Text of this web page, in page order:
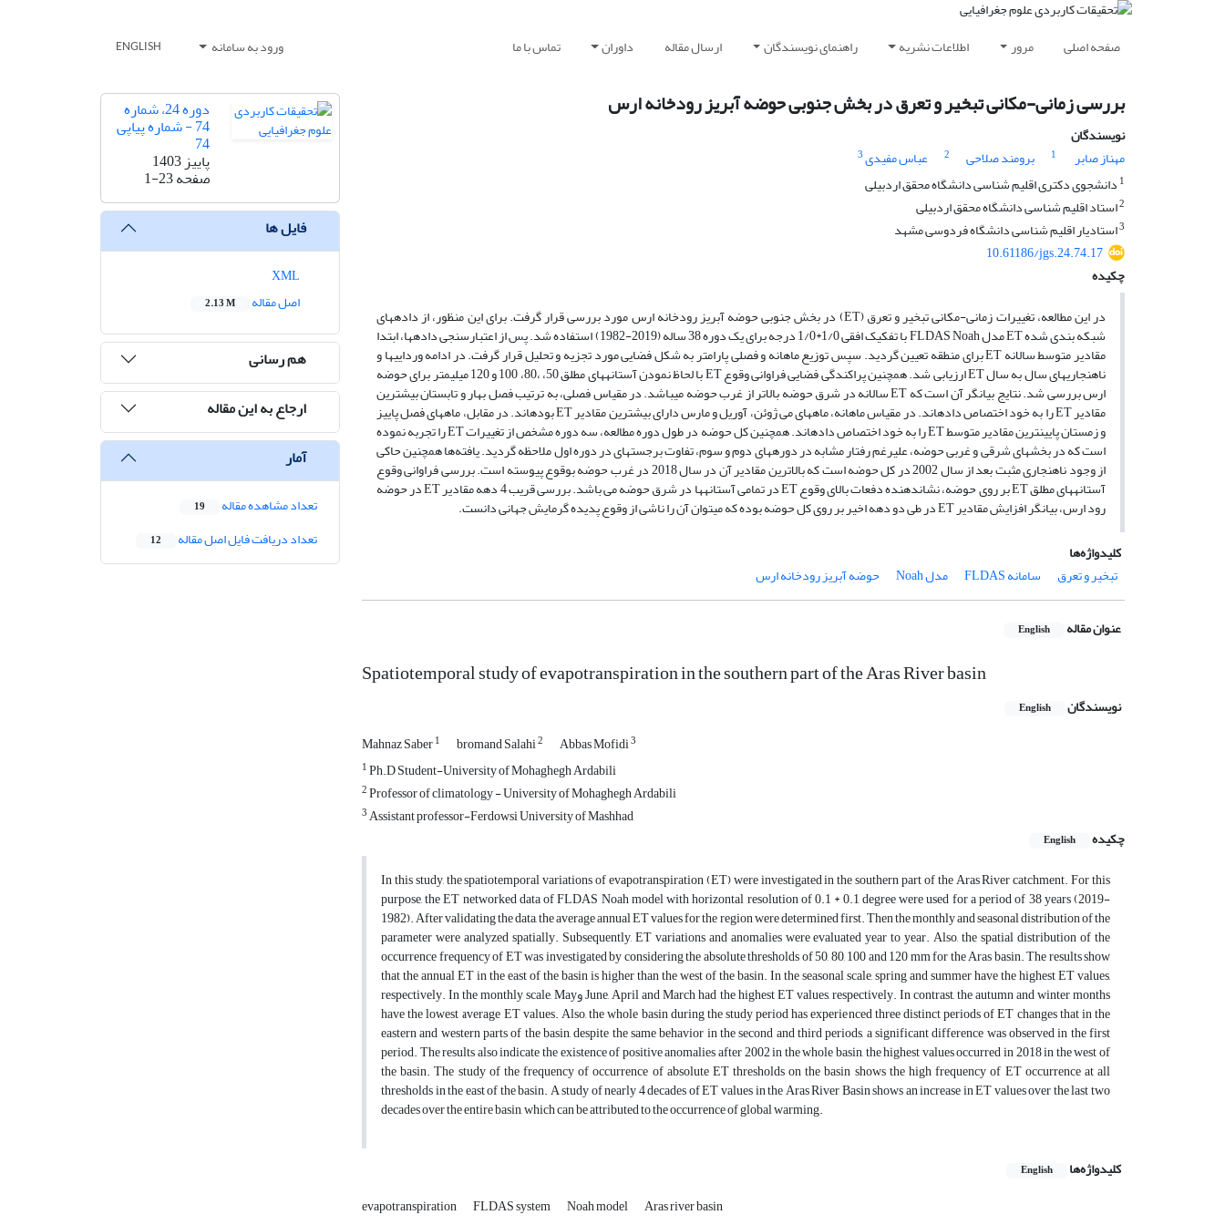
صفحه اصلی مرور اطلاعات نشریه راهنمای نویسندگان ارسال مقاله داوران تماس با ما ورود به سامانه ENGLISH
بررسی زمانی-مکانی تبخیر و تعرق در بخش جنوبی حوضه آبریز رودخانه ارس
نویسندگان
مهناز صابر
1 برومند صلاحی 2 عباس مفیدی3
1 دانشجوی دکتری اقلیم شناسی دانشگاه محقق اردبیلی
2استاد اقلیم شناسی دانشگاه محقق اردبیلی
3استادیار اقلیم شناسی دانشگاه فردوسی مشهد
10.61186/jgs.24.74.17
چکیده
در این مطالعه، تغییرات زمانی-مکانی تبخیر و تعرق (ET) در بخش جنوبی حوضه آبریز رودخانه ارس مورد بررسی قرار گرفت. برای این منظور، از داده­های
شبکه­ بندی شدهETمدلFLDAS Noah با تفکیک افقی 1/0*1/0 درجه برای یک دوره 38 ساله (2019-1982) استفاده شد. پس از اعتبارسنجی داده­ها، ابتدا
مقادیر متوسط سالانهETبرای منطقه تعیین گردید. سپس توزیع ماهانه و فصلی پارامتر به شکل فضایی مورد تجزیه و تحلیل قرار گرفت. در ادامه وردایی­ها و
ناهنجاری­های سال به سالETارزیابی شد. همچنین پراکندگی فضایی فراوانی وقوعET با لحاظ نمودن آستانه­های مطلق 50، ،80، 100 و 120 میلی­متر برای حوضه
ارس بررسی شد. نتایج بیانگر آن است کهETسالانه در شرق حوضه بالاتر از غرب حوضه می­باشد. در مقیاس فصلی، به ترتیب فصل بهار و تابستان بیش­ترین
مقادیرETرا به خود اختصاص داده­اند. در مقیاس ماهانه، ماه­های می ژوئن، آوریل و مارس دارای بیش­ترین مقادیرETبوده­اند. در مقابل، ماه­های فصل پاییز
و زمستان پایین­ترین مقادیر متوسطETرا به خود اختصاص داده­اند. همچنین کل حوضه در طول دوره مطالعه، سه دوره مشخص از تغییراتETرا تجربه نموده
است که در بخش­های شرقی و غربی حوضه، علیرغم رفتار مشابه در دوره­های دوم و سوم، تفاوت برجسته­ای در دوره اول ملاحظه گردید. یافتهها همچنین حاکی
از وجود ناهنجاری مثبت بعد از سال 2002 در کل حوضه است که بالاترین مقادیر آن در سال 2018 در غرب حوضه بوقوع پیوسته است. بررسی فراوانی وقوع
آستانه­های مطلقETبر روی حوضه، نشان­دهنده دفعات بالای وقوعETدر تمامی آستانه­ها در شرق حوضه می باشد. بررسی قریب 4 دهه مقادیر ETدر حوضه
رود ارس، بیانگر افزایش مقادیرETدر طی دو دهه اخیر بر روی کل حوضه بوده که می­توان آن را ناشی از وقوع پدیده گرمایش جهانی دانست.
کلیدواژه‌ها
تبخیر و تعرق
سامانه FLDAS مدل Noah حوضه آبریز رودخانه ارس
عنوان مقاله English
Spatiotemporal study of evapotranspiration in the southern part of the Aras River basin
نویسندگان English
Mahnaz Saber1 bromand Salahi2 Abbas Mofidi3
1Ph.D Student-University of Mohaghegh Ardabili
2Professor of climatology - University of Mohaghegh Ardabili
3Assistant professor-Ferdowsi University of Mashhad
چکیده
English
In this study, the spatiotemporal variations of evapotranspiration (ET) were investigated in the southern part of the Aras River catchment. For this
purpose, the ET networked data of FLDAS Noah model with horizontal resolution of 0.1 * 0.1 degree were used for a period of 38 years (2019-
1982). After validating the data, the average annual ET values ​​for the region were determined first. Then the monthly and seasonal distribution of the
parameter were analyzed spatially. Subsequently, ET variations and anomalies were evaluated year to year. Also, the spatial distribution of the
occurrence frequency of ET was investigated by considering the absolute thresholds of 50, 80, 100 and 120 mm for the Aras basin. The results show
that the annual ET in the east of the basin is higher than the west of the basin. In the seasonal scale, spring and summer have the highest ET values,
respectively. In the monthly scale, MayوJune, April and March had the highest ET values, respectively. In contrast, the autumn and winter months
have the lowest average ET values. Also, the whole basin during the study period has experienced three distinct periods of ET changes that in the
eastern and western parts of the basin, despite the same behavior in the second and third periods, a significant difference was observed in the first
period. The results also indicate the existence of positive anomalies after 2002 in the whole basin, the highest values ​​occurred in 2018 in the west of
the basin. The study of the frequency of occurrence of absolute ET thresholds on the basin shows the high frequency of ET occurrence at all
thresholds in the east of the basin. A study of nearly 4 decades of ET values ​​in the Aras River Basin shows an increase in ET values ​​over the last two
decades over the entire basin, which can be attributed to the occurrence of global warming.
کلیدواژه‌ها English
evapotranspiration FLDAS system Noah model Aras river basin
دوره 24، شماره
74 - شماره پیاپی
74
پاییز 1403
صفحه1-23
فایل ها
اصل مقاله
2.13 M
هم رسانی
ارجاع به این مقاله
آمار
تعداد مشاهده مقاله 19
تعداد دریافت فایل اصل مقاله 12